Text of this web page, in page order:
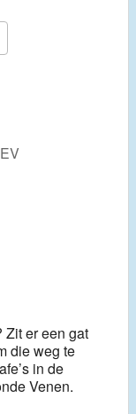
Zit er een gat
die weg te
in de
Venen.